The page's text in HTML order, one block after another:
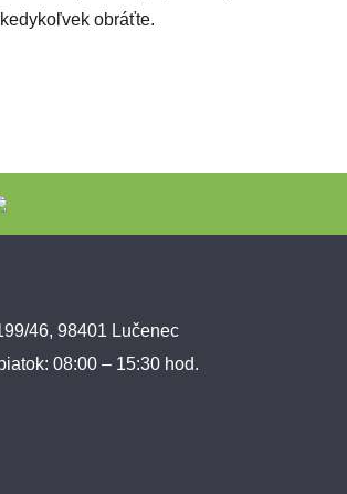
obráťte.
46, 98401 Lučenec
08:00 – 15:30 hod.